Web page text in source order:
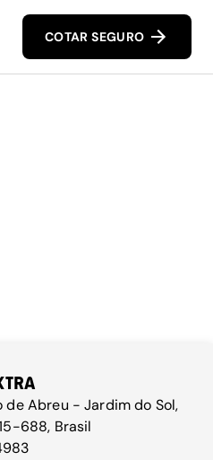
COTAR SEGURO
de Abreu - Jardim do Sol,
688, Brasil